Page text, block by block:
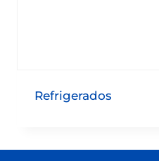
Refrigerados